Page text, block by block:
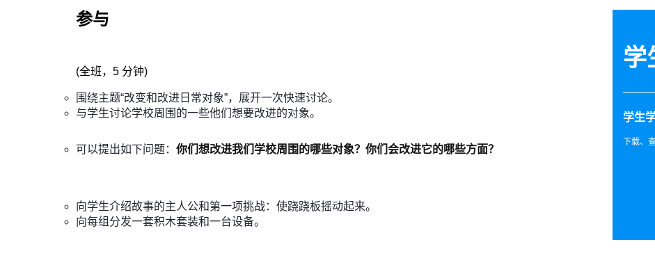
参与
(全班，5 分钟)
围绕主题“改变和改进日常对象”，展开一次快速讨论。
与学生讨论学校周围的一些他们想要改进的对象。
可以提出如下问题：你们想改进我们学校周围的哪些对象？你们会改进它的哪些方面？
向学生介绍故事的主人公和第一项挑战：使跷跷板摇动起来。
向每组分发一套积木套装和一台设备。
学
学生
下载、